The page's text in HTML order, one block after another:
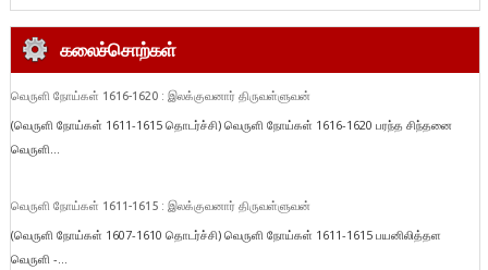
கலைச்சொற்கள்
வெருளி நோய்கள் 1616-1620 : இலக்குவனார் திருவள்ளுவன்
(வெருளி நோய்கள் 1611-1615 தொடர்ச்சி) வெருளி நோய்கள் 1616-1620 பரந்த சிந்தனை
வெருளி...
வெருளி நோய்கள் 1611-1615 : இலக்குவனார் திருவள்ளுவன்
(வெருளி நோய்கள் 1607-1610 தொடர்ச்சி) வெருளி நோய்கள் 1611-1615 பயனிலித்தள
வெருளி -...